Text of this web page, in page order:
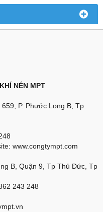
NÉN MPT
P. Phước Long B, Tp.
www.congtympt.com
B, Quận 9, Tp Thủ Đức, Tp
243 248